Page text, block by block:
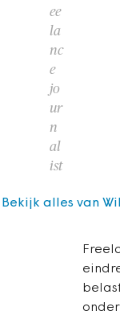
ee
la
nc
e
jo
ur
n
al
ist
Bekijk alles van